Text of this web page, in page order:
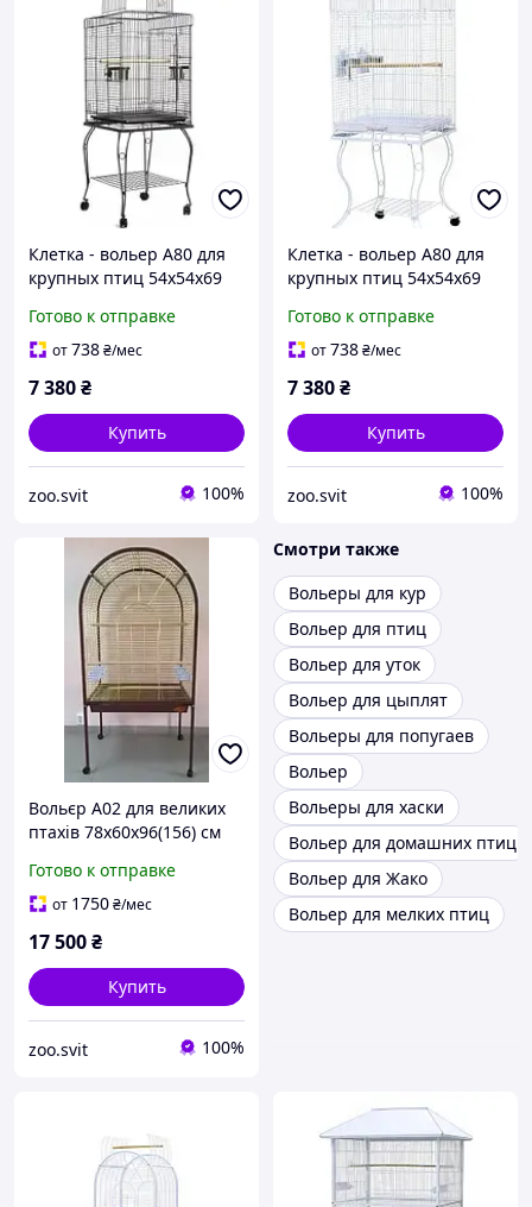
Клетка - вольер А80 для
крупных птиц 54х54х69
подставкой
Готово к отправке
от738₴/мес
7 380₴
Купить
zoo.svit 100%
Клетка - вольер А80 для
крупных птиц 54х54х69
подставкой
Готово к отправке
от738₴/мес
7 380₴
Купить
zoo.svit 100%
Вольєр А02 для великих
птахів 78х60х96(156) см
Готово к отправке
от 1750₴/мес
17 500₴
Купить
zoo.svit 100%
Смотри также
Вольеры для кур
Вольер для птиц
Вольер для уток
Вольер для цыплят
Вольеры для попугаев
Вольер
Вольеры для хаски
Вольер для домашних птиц
Вольер для Жако
Вольер для мелких птиц